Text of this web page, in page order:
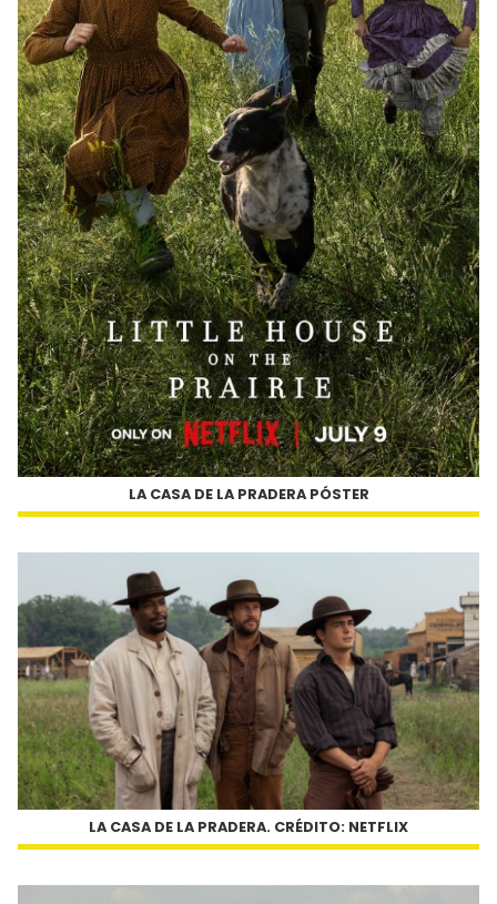
LA CASA DE LA PRADERA PÓSTER
LA CASA DE LA PRADERA. CRÉDITO: NETFLIX